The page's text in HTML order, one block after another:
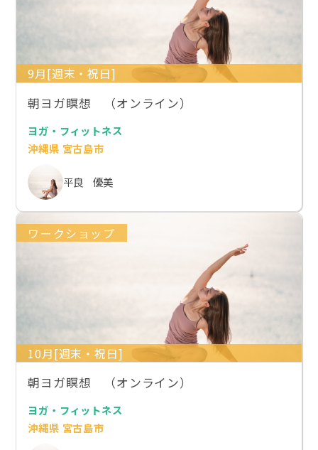
9月[週末・祝日]
朝ヨガ瞑想 （オンライン）
ヨガ・フィットネス
沖縄県 宮古島市
平良 優美
ワークショップ
10月[週末・祝日]
朝ヨガ瞑想 （オンライン）
ヨガ・フィットネス
沖縄県 宮古島市